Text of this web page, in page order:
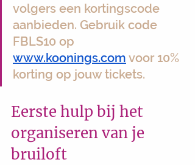
volgers een kortingscode
aanbieden. Gebruik code
FBLS10 op
www.koonings.com voor 10%
korting op jouw tickets.
Eerste hulp bij het
organiseren van je
bruiloft